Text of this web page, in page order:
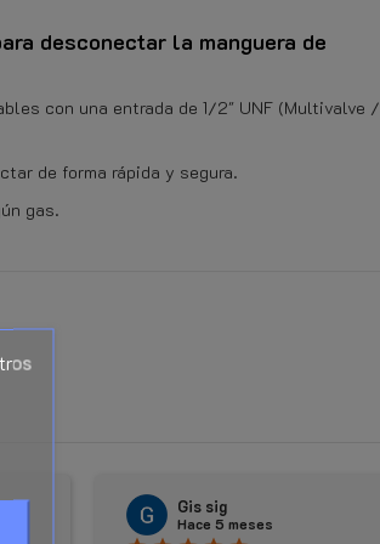
desconectar la manguera de
con una entrada de 1/2" UNF (Multivalve /
de forma rápida y segura.
gas.
a este producto, caduca el derech
abrir el embalaje transparente.
Gis sig
Hace 5 meses